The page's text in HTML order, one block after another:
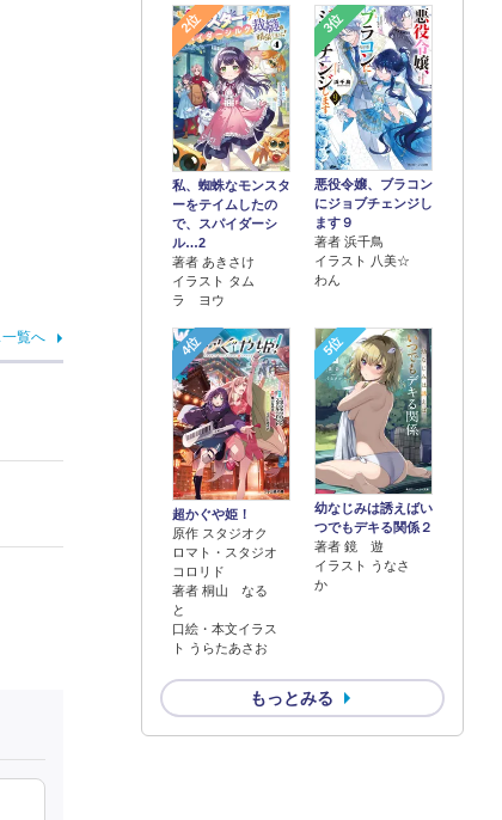
覧へ
2位
私、蜘蛛なモンスタ
ーをテイムしたの
で、スパイダーシ
ル…2
著者 あきさけ
イラスト タム
ラ ヨウ
3位
悪役令嬢、ブラコン
にジョブチェンジし
ます９
著者 浜千鳥
イラスト 八美☆
わん
4位
超かぐや姫！
原作 スタジオク
ロマト・スタジオ
コロリド
著者 桐山 なる
と
口絵・本文イラス
ト うらたあさお
5位
幼なじみは誘えばい
つでもデキる関係２
著者 鏡 遊
イラスト うなさ
か
もっとみる